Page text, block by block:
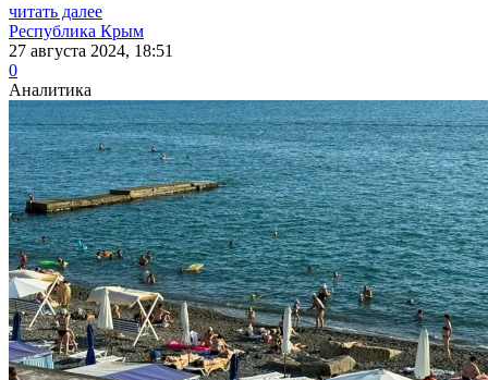
читать далее
Республика Крым
27 августа 2024, 18:51
0
Аналитика